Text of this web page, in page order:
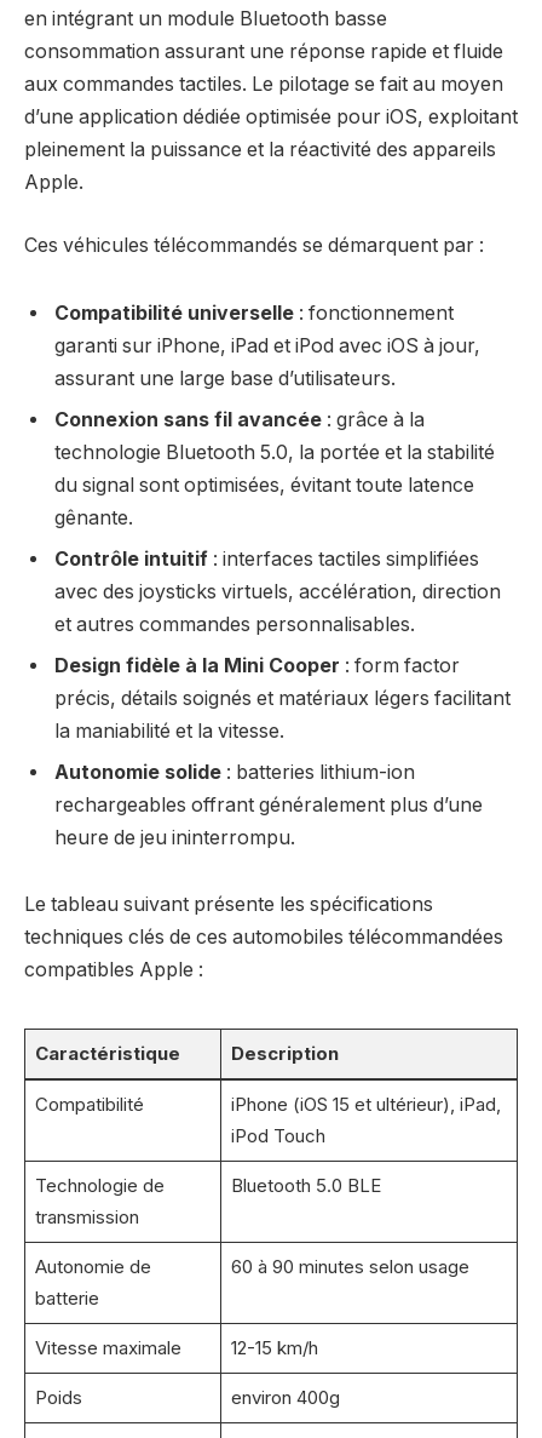
en intégrant un module Bluetooth basse
consommation assurant une réponse rapide et fluide
aux commandes tactiles. Le pilotage se fait au moyen
d’une application dédiée optimisée pour iOS, exploitant
pleinement la puissance et la réactivité des appareils
Apple.
Ces véhicules télécommandés se démarquent par :
Compatibilité universelle : fonctionnement
garanti sur iPhone, iPad et iPod avec iOS à jour,
assurant une large base d’utilisateurs.
Connexion sans fil avancée : grâce à la
technologie Bluetooth 5.0, la portée et la stabilité
du signal sont optimisées, évitant toute latence
gênante.
Contrôle intuitif : interfaces tactiles simplifiées
avec des joysticks virtuels, accélération, direction
et autres commandes personnalisables.
Design fidèle à la Mini Cooper : form factor
précis, détails soignés et matériaux légers facilitant
la maniabilité et la vitesse.
Autonomie solide : batteries lithium-ion
rechargeables offrant généralement plus d’une
heure de jeu ininterrompu.
Le tableau suivant présente les spécifications
techniques clés de ces automobiles télécommandées
compatibles Apple :
Caractéristique Description
Compatibilité
iPhone (iOS 15 et ultérieur), iPad,
iPod Touch
Technologie de
transmission
Bluetooth 5.0 BLE
Autonomie de
batterie
60 à 90 minutes selon usage
Vitesse maximale 12-15 km/h
Poids environ 400g